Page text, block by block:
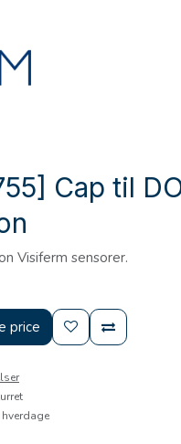
Cap til
Visiferm sensorer.
price